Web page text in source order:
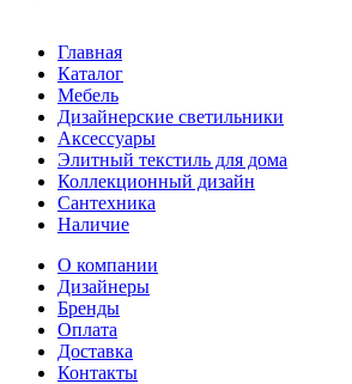
Главная
Каталог
Мебель
Дизайнерские светильники
Аксессуары
Элитный текстиль для дома
Коллекционный дизайн
Сантехника
Наличие
О компании
Дизайнеры
Бренды
Оплата
Доставка
Контакты